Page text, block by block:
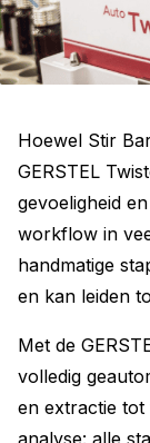
Hoewel Stir
GERSTEL
gevoeligheid
workflow in
handmatige
en kan leiden
Met de
volledig
en extractie tot
analyse: alle